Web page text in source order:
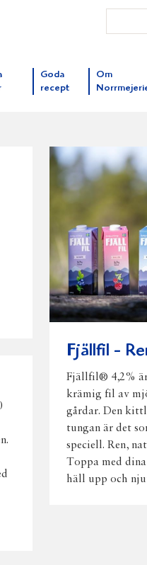
Goda
recept
Om
Fjällfil -
Fjällfil® 4,2%
krämig fil av
gårdar. Den
tungan är det
speciell. Ren,
Toppa med
häll upp och